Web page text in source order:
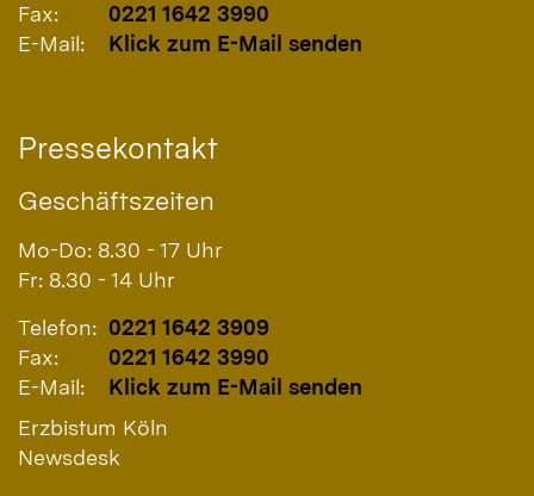
Fax:
0221 1642 3990
E-Mail:
Klick zum E-Mail senden
Pressekontakt
Geschäftszeiten
Mo-Do: 8.30 - 17 Uhr
Fr: 8.30 - 14 Uhr
Telefon: 0221 1642 3909
Fax:
0221 1642 3990
E-Mail:
Klick zum E-Mail senden
Erzbistum Köln
Newsdesk